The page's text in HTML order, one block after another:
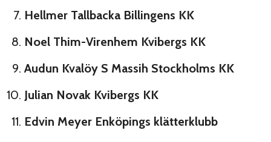
Hellmer Tallbacka Billingens KK
Noel Thim-Virenhem Kvibergs KK
Audun Kvalöy S Massih Stockholms KK
Julian Novak Kvibergs KK
Edvin Meyer Enköpings klätterklubb